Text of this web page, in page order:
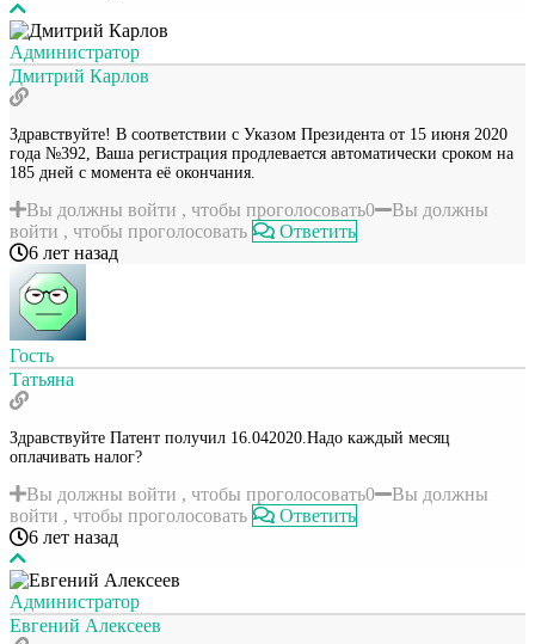
Администратор
Дмитрий Карлов
Здравствуйте! В соответствии с Указом Президента от 15 июня 2020
года №392, Ваша регистрация продлевается автоматически сроком на
185 дней с момента её окончания.
Вы должны войти , чтобы проголосовать0
Вы должны
войти , чтобы проголосовать
Ответить
6 лет назад
Гость
Татьяна
Здравствуйте Патент получил 16.042020.Надо каждый месяц
оплачивать налог?
Вы должны войти , чтобы проголосовать0
Вы должны
войти , чтобы проголосовать
Ответить
6 лет назад
Администратор
Евгений Алексеев